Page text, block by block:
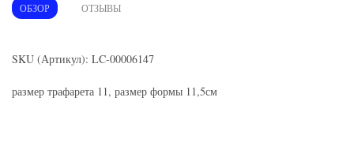
ОБЗОР ОТЗЫВЫ
SKU (Артикул): LC-00006147
размер трафарета 11, размер формы 11,5см